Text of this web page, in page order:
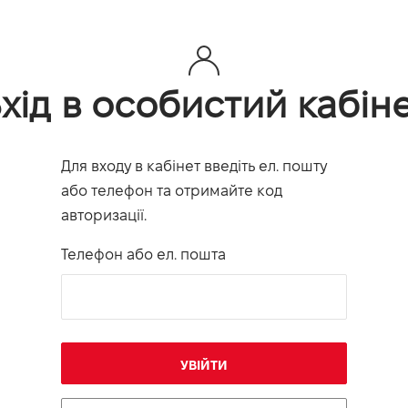
в особистий
Для входу в кабінет введіть ел. пошту
або телефон та отримайте код
авторизації.
Телефон або ел. пошта
УВІЙТИ